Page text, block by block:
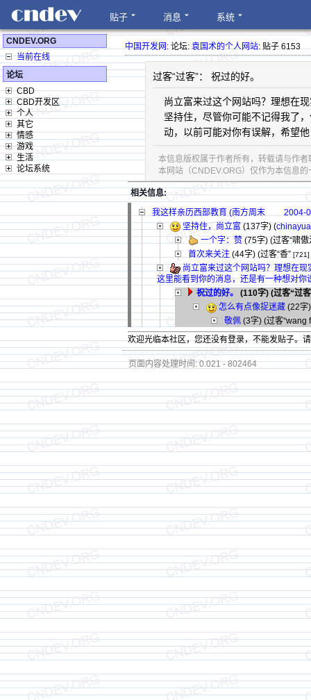
贴子 消息 系统
CNDEV.ORG
当前在线
论坛
CBD
CBD开发区
个人
其它
情感
游戏
生活
论坛系统
中国开发网: 论坛:袁国术的个人网站: 贴子 6153
过客“过客”： 祝过的好。
尚立富来过这个网站吗？理想在
坚持住，尽管你可能不记得我了
动，以前可能对你有误解，希望
本信息版权属于作者所有，转载请与作
本网站（CNDEV.ORG）仅作为本信息
相关信息:
我这样亲历西部教育 (南方周末 2004-
坚持住，尚立富 (137字) (
一个字：赞 (75字) (过客“啸
首次来关注 (44字) (过客“香” [721]
尚立富来过这个网站吗？理想在
这里能看到你的消息，还是有一种想对
祝过的好。
(110字) (过客“过
怎么有点像捉迷藏 (22字)
敬佩 (3字) (过客“wang
欢迎光临本社区，您还没有登录，不能发贴子。
页面内容处理时间: 0.021 - 802464